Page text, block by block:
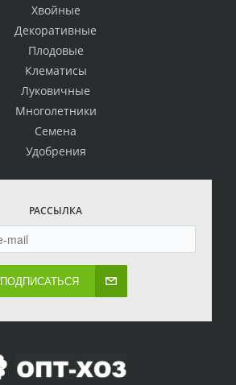
Хвойные
Декоративные
Плодовые
Клематисы
Луковичные
Многолетники
Семена
Удобрения
РАССЫЛКА
ПОДПИСАТЬСЯ